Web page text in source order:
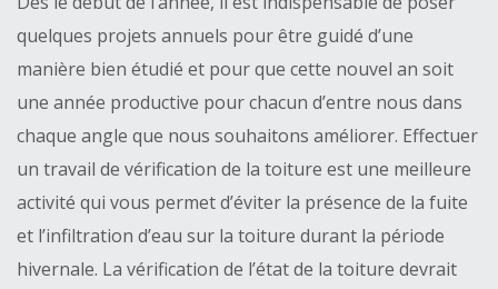
quelques projets annuels pour être guidé d’une
manière bien étudié et pour que cette nouvel an soit
une année productive pour chacun d’entre nous dans
chaque angle que nous souhaitons améliorer. Effectuer
un travail de vérification de la toiture est une meilleure
activité qui vous permet d’éviter la présence de la fuite
et l’infiltration d’eau sur la toiture durant la période
hivernale. La vérification de l’état de la toiture devrait